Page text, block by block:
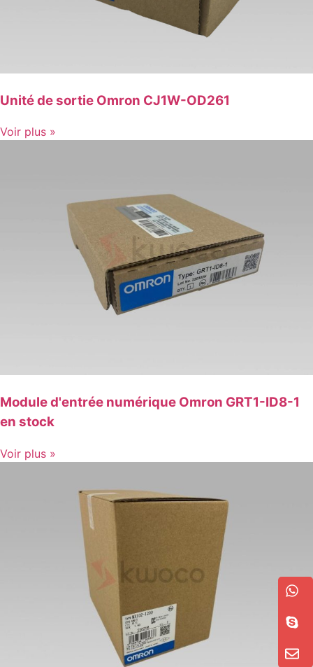
Unité de sortie Omron CJ1W-OD261
Voir plus »
Module d'entrée numérique Omron GRT1-ID8-1
en stock
Voir plus »